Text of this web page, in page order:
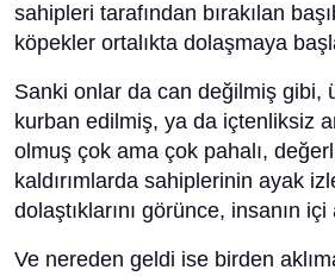
sahipleri tarafından bırakılan
köpekler ortalıkta dolaşmaya
Sanki onlar da can değilmiş gibi,
kurban edilmiş, ya da içtenliksiz
olmuş çok ama çok pahalı,
kaldırımlarda sahiplerinin ayak
dolaştıklarını görünce, insanın içi
Ve nereden geldi ise birden